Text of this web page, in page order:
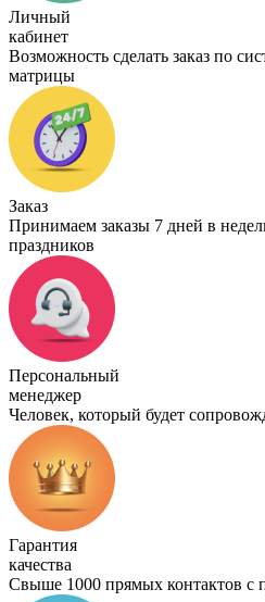
Личный
кабинет
Возможность сделать заказ по
матрицы
Заказ
Принимаем заказы 7 дней в
праздников
Персональный
менеджер
Человек, который будет
Гарантия
качества
Свыше 1000 прямых контактов с